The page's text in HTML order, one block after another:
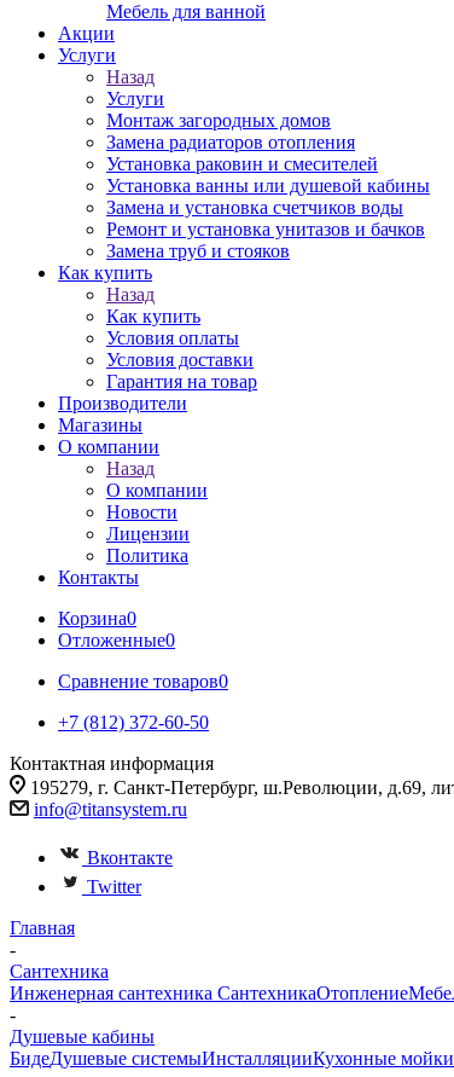
Мебель для ванной
Акции
Услуги
Назад
Услуги
Монтаж загородных домов
Замена радиаторов отопления
Установка раковин и смесителей
Установка ванны или душевой кабины
Замена и установка счетчиков воды
Ремонт и установка унитазов и бачков
Замена труб и стояков
Как купить
Назад
Как купить
Условия оплаты
Условия доставки
Гарантия на товар
Производители
Магазины
О компании
Назад
О компании
Новости
Лицензии
Политика
Контакты
Корзина0
Отложенные0
Сравнение товаров0
+7 (812) 372-60-50
Контактная информация
195279, г. Санкт-Петербург, ш.Революции, д.69,
info@titansystem.ru
Вконтакте
Twitter
Главная
-
Сантехника
Инженерная сантехника СантехникаОтопление
-
Душевые кабины
БидеДушевые системыИнсталляцииКухонные мойки